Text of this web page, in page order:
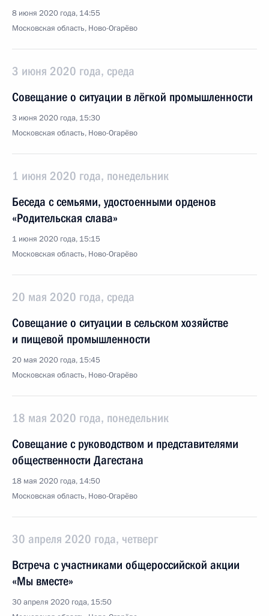
8 июня 2020 года, 14:55
Московская область, Ново-Огарёво
3 июня 2020 года, среда
Совещание о ситуации в лёгкой промышленности
3 июня 2020 года, 15:30
Московская область, Ново-Огарёво
1 июня 2020 года, понедельник
Беседа с семьями, удостоенными орденов
«Родительская слава»
1 июня 2020 года, 15:15
Московская область, Ново-Огарёво
20 мая 2020 года, среда
Совещание о ситуации в сельском хозяйстве
и пищевой промышленности
20 мая 2020 года, 15:45
Московская область, Ново-Огарёво
18 мая 2020 года, понедельник
Совещание с руководством и представителями
общественности Дагестана
18 мая 2020 года, 14:50
Московская область, Ново-Огарёво
30 апреля 2020 года, четверг
Встреча с участниками общероссийской акции
«Мы вместе»
30 апреля 2020 года, 15:50